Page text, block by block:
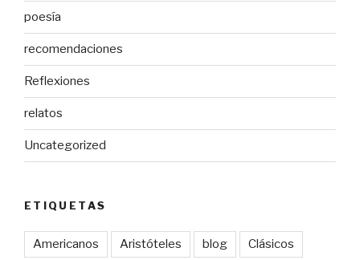
poesía
recomendaciones
Reflexiones
relatos
Uncategorized
ETIQUETAS
Americanos Aristóteles blog Clásicos